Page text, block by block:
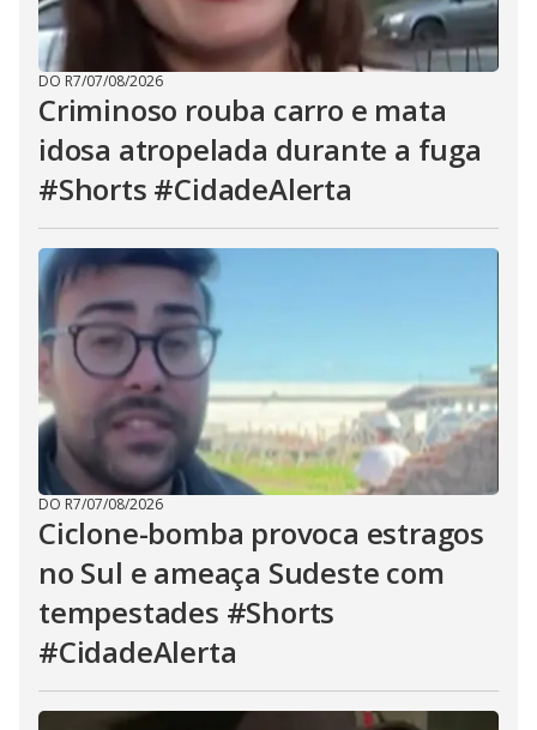
DO R7/07/08/2026
Criminoso rouba carro e mata
idosa atropelada durante a fuga
#Shorts #CidadeAlerta
DO R7/07/08/2026
Ciclone-bomba provoca estragos
no Sul e ameaça Sudeste com
tempestades #Shorts
#CidadeAlerta